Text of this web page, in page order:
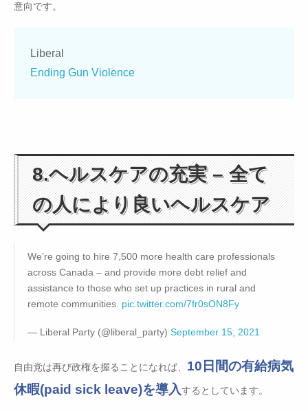
意向です。
Liberal
Ending Gun Violence
8.ヘルスケアの充実 – 全て
の人により良いヘルスケア
We’re going to hire 7,500 more health care professionals
across Canada – and provide more debt relief and
assistance to those who set up practices in rural and
remote communities. pic.twitter.com/7fr0sON8Fy
— Liberal Party (@liberal_party) September 15, 2021
自由党は再び政権を握ることになれば、 10日間の有給病気
休暇(paid sick leave)を導入するとしています。